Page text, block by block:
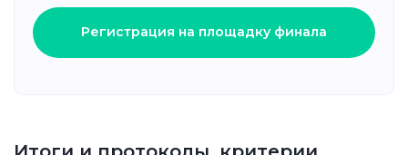
Регистрация на площадку финала